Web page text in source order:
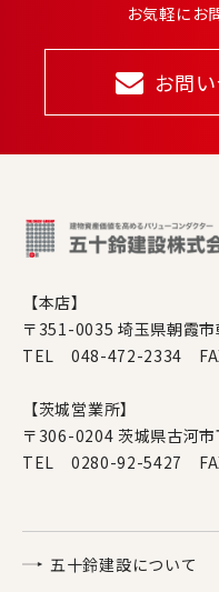
お気軽にお
お問
【本店】
〒351-0035 埼玉県朝霞
TEL 048-472-2334
【茨城営業所】
〒306-0204 茨城県古河
TEL 0280-92-5427
五十鈴建設について